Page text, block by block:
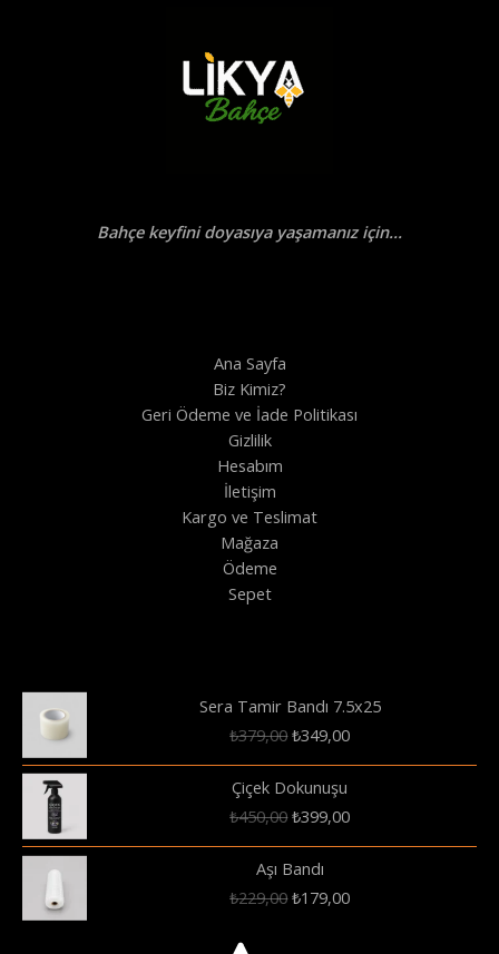
Bahçe keyfini doyasıya yaşamanız için...
Ana Sayfa
Biz Kimiz?
Geri Ödeme ve İade Politikası
Gizlilik
Hesabım
İletişim
Kargo ve Teslimat
Mağaza
Ödeme
Sepet
Sera Tamir Bandı 7.5x25
₺379,00Orijinal
₺379,00.
₺349,00Şu
Çiçek Dokunuşu
₺450,00Orijinal
₺450,00.
₺399,00Şu
Aşı Bandı
₺229,00Orijinal
₺179,00Şu